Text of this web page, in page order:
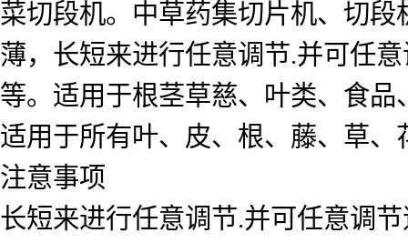
菜切段机。中草药集切片机、切
薄，长短来进行任意调节.并可任
等。适用于根茎草慈、叶类、食
适用于所有叶、皮、根、藤、草
注意事项
长短来进行任意调节.并可任意调